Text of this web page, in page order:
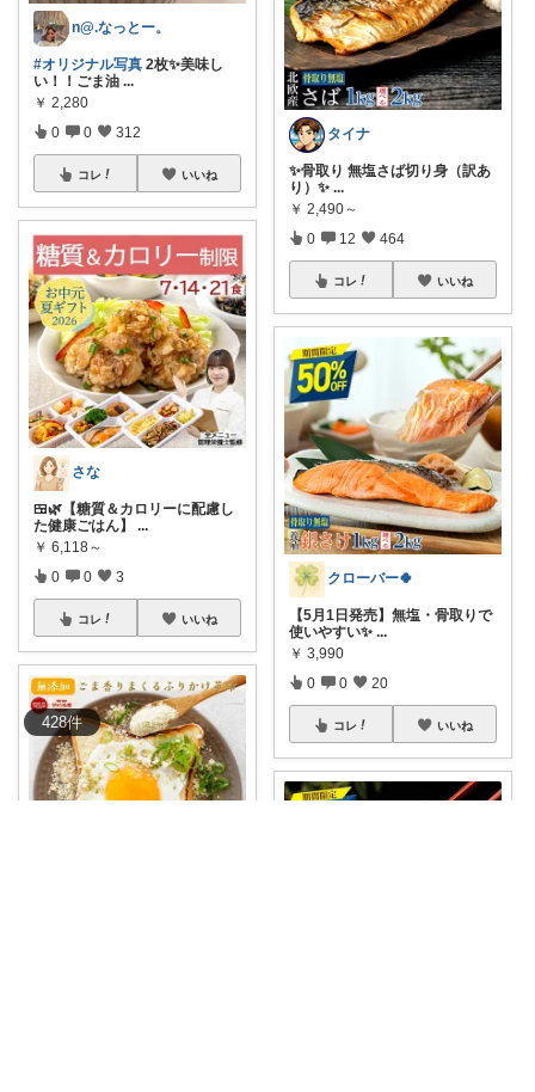
428件
n@.なっとー。
#オリジナル写真 2枚✨美味し
い！！ごま油 ...
￥ 2,280
0 0 312
コレ いいね
さな
🍱🌿【糖質＆カロリーに配慮し
た健康ごはん】
...
￥ 6,118～
0 0 3
コレ いいね
タイナ
✨️骨取り 無塩さば切り身（訳あ
り）✨️ ...
￥ 2,490～
0 12 464
コレ いいね
クローバー🍀
【5月1日発売】無塩・骨取りで
使いやすい✨ ...
￥ 3,990
0 0 20
コレ いいね